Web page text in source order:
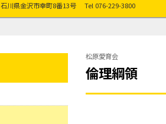
石川県金沢市幸町8番13号 Tel 076-229-3800
松原愛育会
倫理綱領